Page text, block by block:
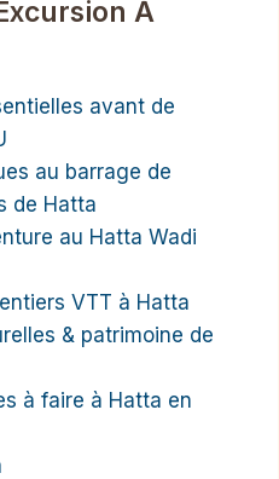
À
avant de
au barrage de
de Hatta
au Hatta Wadi
VTT à Hatta
& patrimoine de
à faire à Hatta en